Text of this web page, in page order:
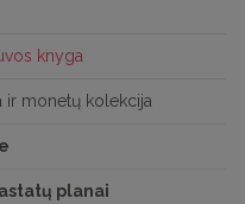
knyga
ir monetų kolekcija
planai